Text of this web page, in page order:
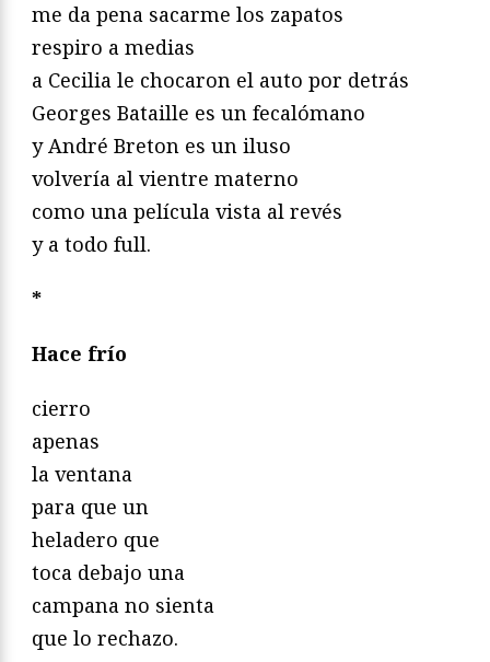
me da pena sacarme los zapatos
respiro a medias
a Cecilia le chocaron el auto por detrás
Georges Bataille es un fecalómano
y André Breton es un iluso
volvería al vientre materno
como una película vista al revés
y a todo full.
*
Hace frío
cierro
apenas
la ventana
para que un
heladero que
toca debajo una
campana no sienta
que lo rechazo.